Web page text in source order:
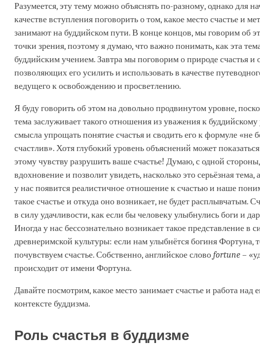
Разумеется, эту тему можно объяснять по-разному, однако для
качестве вступления поговорить о том, какое место счастье и
занимают на буддийском пути. В конце концов, мы говорим об
точки зрения, поэтому я думаю, что важно понимать, как эта
буддийским учением. Завтра мы поговорим о природе счастья и
позволяющих его усилить и использовать в качестве
ведущего к освобождению и просветлению.
Я буду говорить об этом на довольно продвинутом уровне,
тема заслуживает такого отношения из уважения к
смысла упрощать понятие счастья и сводить его к формуле «не
счастлив». Хотя глубокий уровень объяснений может
этому чувству разрушить ваше счастье! Думаю, с одной
вдохновение и позволит увидеть, насколько это серьёзная тема,
у нас появится реалистичное отношение к счастью и наше
такое счастье и откуда оно возникает, не будет расплывчатым.
в силу удачливости, как если бы человеку улыбнулись боги и
Иногда у нас бессознательно возникает такое представление в
древнеримской культуры: если нам улыбнётся богиня Фортуна,
почувствуем счастье. Собственно, английское словоfortune–
происходит от имени Фортуна.
Давайте посмотрим, какое место занимает счастье и работа над
контексте буддизма.
Роль счастья в буддизме